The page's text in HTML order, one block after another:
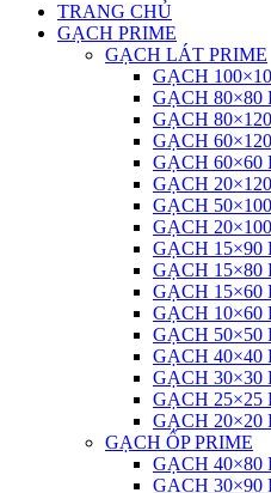
TRANG CHỦ
GẠCH PRIME
GẠCH LÁT PRIME
GẠCH
GẠCH 80×80
GẠCH
GẠCH
GẠCH 60×60
GẠCH
GẠCH
GẠCH
GẠCH 15×90
GẠCH 15×80
GẠCH 15×60
GẠCH 10×60
GẠCH 50×50
GẠCH 40×40
GẠCH 30×30
GẠCH 25×25
GẠCH 20×20
GẠCH ỐP PRIME
GẠCH 40×80
GẠCH 30×90